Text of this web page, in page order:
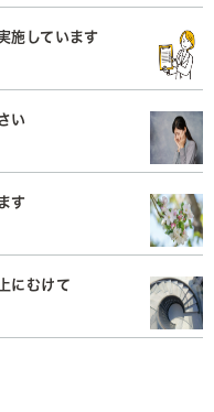
施しています
い
す
にむけて